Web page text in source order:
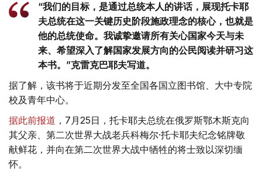
“我们的目标，是通过总统本人的讲话，展现托卡耶
夫总统在这一关键历史阶段施政理念的核心，也就是
他的总统使命。我诚挚邀请所有关心国家今天与未
来、希望深入了解国家发展方向的公民阅读并研习这
本书。”克雷克巴耶夫写道。
据了解，该书将于近期分发至全国各国立图书馆、大中专院
校及青年中心。
据此前报道 ，7月25日，托卡耶夫总统在俄罗斯鄂木斯克向
其父亲、第二次世界大战老兵科梅尔·托卡耶夫纪念铭牌敬
献鲜花，并向在第二次世界大战中牺牲的将士致以深切缅
怀。